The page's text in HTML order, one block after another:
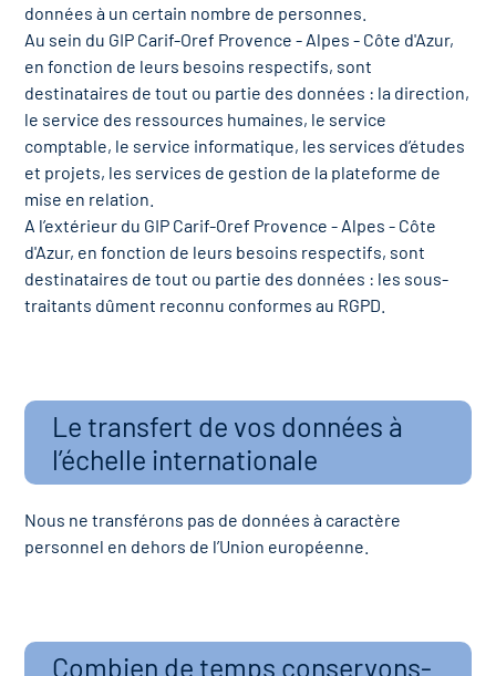
données à un certain nombre de personnes.
Au sein du GIP Carif-Oref Provence - Alpes - Côte d'Azur,
en fonction de leurs besoins respectifs, sont
destinataires de tout ou partie des données : la direction,
le service des ressources humaines, le service
comptable, le service informatique, les services d’études
et projets, les services de gestion de la plateforme de
mise en relation.
A l’extérieur du GIP Carif-Oref Provence - Alpes - Côte
d'Azur, en fonction de leurs besoins respectifs, sont
destinataires de tout ou partie des données : les sous-
traitants dûment reconnu conformes au RGPD.
Le transfert de vos données à
l’échelle internationale
Nous ne transférons pas de données à caractère
personnel en dehors de l’Union européenne.
Combien de temps conservons-